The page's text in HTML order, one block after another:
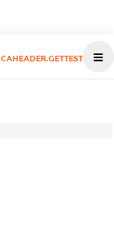
CAHEADER.GETTEST